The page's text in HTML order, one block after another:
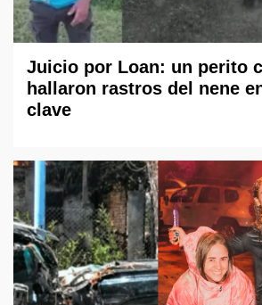
Juicio por Loan: un perito
hallaron rastros del nene
clave